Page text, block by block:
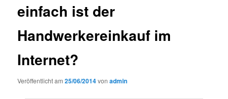
einfach ist der
Handwerkereinkauf im
Internet?
Veröffentlicht am25/06/2014vonadmin